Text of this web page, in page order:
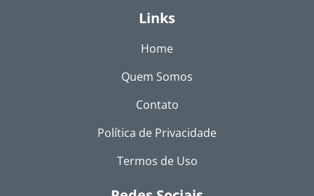
Links
Home
Quem Somos
Contato
Política de Privacidade
Termos de Uso